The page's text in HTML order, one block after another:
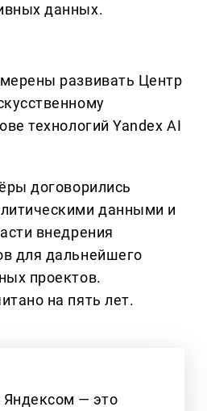
данных.
развивать Центр
технологий Yandex AI
договорились
данными и
внедрения
для дальнейшего
проектов.
на пять лет.
Яндексом — это